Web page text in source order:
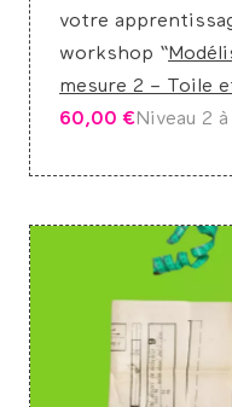
votre
workshop “
mesure 2 – Toile
60,00 €Niveau 2 à